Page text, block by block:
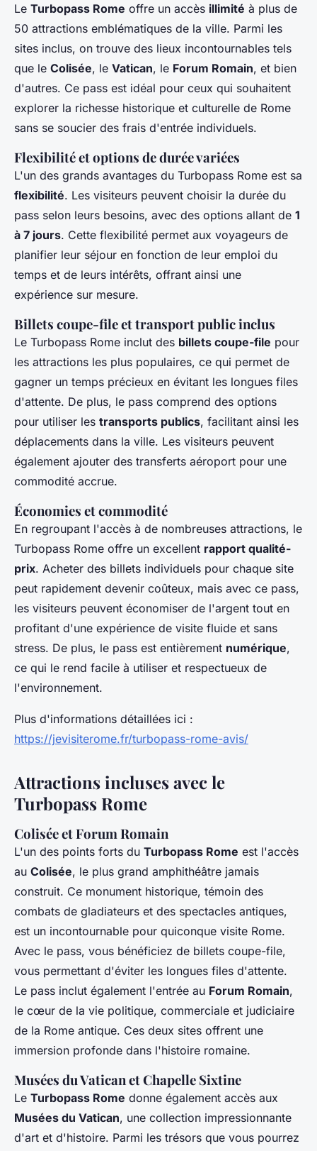
Le Turbopass Rome offre un accès illimité à plus de
50 attractions emblématiques de la ville. Parmi les
sites inclus, on trouve des lieux incontournables tels
que le Colisée, le Vatican, le Forum Romain, et bien
d'autres. Ce pass est idéal pour ceux qui souhaitent
explorer la richesse historique et culturelle de Rome
sans se soucier des frais d'entrée individuels.
Flexibilité et options de durée variées
L'un des grands avantages du Turbopass Rome est sa
flexibilité. Les visiteurs peuvent choisir la durée du
pass selon leurs besoins, avec des options allant de 1
à 7 jours. Cette flexibilité permet aux voyageurs de
planifier leur séjour en fonction de leur emploi du
temps et de leurs intérêts, offrant ainsi une
expérience sur mesure.
Billets coupe-file et transport public inclus
Le Turbopass Rome inclut des billets coupe-file pour
les attractions les plus populaires, ce qui permet de
gagner un temps précieux en évitant les longues files
d'attente. De plus, le pass comprend des options
pour utiliser les transports publics, facilitant ainsi les
déplacements dans la ville. Les visiteurs peuvent
également ajouter des transferts aéroport pour une
commodité accrue.
Économies et commodité
En regroupant l'accès à de nombreuses attractions, le
Turbopass Rome offre un excellent rapport qualité-
prix. Acheter des billets individuels pour chaque site
peut rapidement devenir coûteux, mais avec ce pass,
les visiteurs peuvent économiser de l'argent tout en
profitant d'une expérience de visite fluide et sans
stress. De plus, le pass est entièrement numérique,
ce qui le rend facile à utiliser et respectueux de
l'environnement.
Plus d'informations détaillées ici :
https://jevisiterome.fr/turbopass-rome-avis/
Attractions incluses avec le
Turbopass Rome
Colisée et Forum Romain
L'un des points forts du Turbopass Rome est l'accès
au Colisée, le plus grand amphithéâtre jamais
construit. Ce monument historique, témoin des
combats de gladiateurs et des spectacles antiques,
est un incontournable pour quiconque visite Rome.
Avec le pass, vous bénéficiez de billets coupe-file,
vous permettant d'éviter les longues files d'attente.
Le pass inclut également l'entrée au Forum Romain,
le cœur de la vie politique, commerciale et judiciaire
de la Rome antique. Ces deux sites offrent une
immersion profonde dans l'histoire romaine.
Musées du Vatican et Chapelle Sixtine
Le Turbopass Rome donne également accès aux
Musées du Vatican, une collection impressionnante
d'art et d'histoire. Parmi les trésors que vous pourrez